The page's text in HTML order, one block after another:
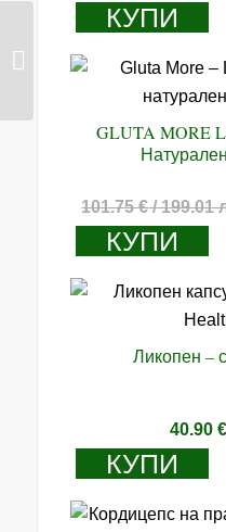
КУПИ
GLUTA MORE
101.75€/ 199.01
КУПИ
Ликопен –
40.90€
КУПИ
Мултивитамин B